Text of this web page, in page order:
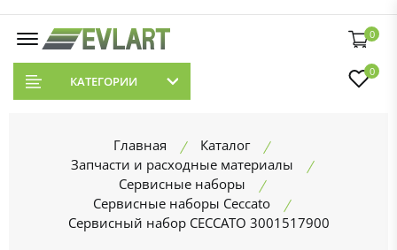
0
КАТЕГОРИИ
0
Главная
Каталог
Запчасти и расходные материалы
Сервисные наборы
Сервисные наборы Ceccato
Сервисный набор CECCATO 3001517900